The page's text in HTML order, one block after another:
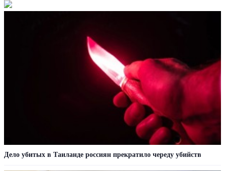
Дело убитых в Таиланде россиян прекратило череду убийств